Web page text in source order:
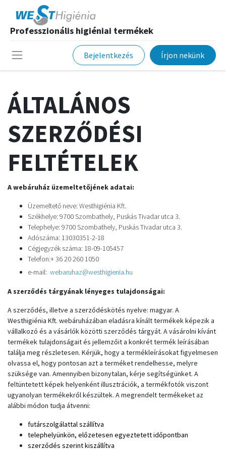
Professzionális higiéniai termékek
Bejelentkezés Írjon nekünk
ÁLTALÁNOS
SZERZŐDÉSI
FELTÉTELEK
A webáruház üzemeltetőjének adatai:
Üzemeltető neve: Westhigiénia Kft.
Székhelye: 9700 Szombathely, Puskás Tivadar utca 3.
Telephelye: 9700 Szombathely, Puskás Tivadar utca 3.
Adószáma: 13030351-2-18
Cégjegyzék száma: 18-09-105457
Telefon:+ 36 20 260 1050
e-mail: webaruhaz@westhigienia.hu
A szerződés tárgyának lényeges tulajdonságai:
A szerződés, illetve a szerződéskötés nyelve: magyar. A
Westhigiénia Kft. webáruházában eladásra kínált termékek képezik a
vállalkozó és a vásárlók közötti szerződés tárgyát. A vásárolni kívánt
termékek tulajdonságait és jellemzőit a konkrét termék leírásában
találja meg részletesen. Kérjük, hogy a termékleírásokat figyelmesen
olvassa el, hogy pontosan azt a terméket rendelhesse, melyre
szüksége van. Amennyiben bizonytalan, kérje segítségünket. A
feltüntetett képek helyenként illusztrációk, a termékfotók viszont
ugyanolyan termékekről készültek. A megrendelt termékeket az
alábbi módon tudja átvenni:
futárszolgálattal szállítva
telephelyünkön, előzetesen egyeztetett időpontban
szerződés szerint kiszállítva